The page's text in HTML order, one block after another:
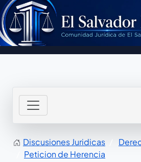
Discusiones Juridicas
Peticion de Herencia